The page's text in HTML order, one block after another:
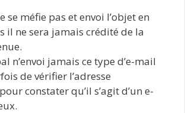
se méfie pas et envoi l’objet en
il ne sera jamais crédité de la
n’envoi jamais ce type d’e-mail
de vérifier l’adresse
constater qu’il s’agit d’un e-